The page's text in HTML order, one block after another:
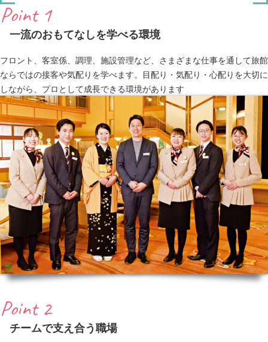
Point 1
一流のおもてなしを学べる環境
フロント、客室係、調理、施設管理など、さまざまな仕事を通して旅館
ならではの接客や気配りを学べます。目配り・気配り・心配りを大切に
しながら、プロとして成長できる環境があります
Point 2
チームで支え合う職場